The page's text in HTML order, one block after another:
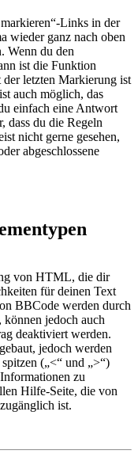
Links in der
wieder ganz nach oben
Wenn du den
ist die Funktion
letzten Markierung ist
auch möglich, das
einfach eine Antwort
dass du die Regeln
nicht gerne gesehen,
abgeschlossene
von HTML, die dir
für deinen Text
BBCode werden durch
jedoch auch
deaktiviert werden.
jedoch werden
(„<“ und „>“)
zu
Hilfe-Seite, die von
ist.